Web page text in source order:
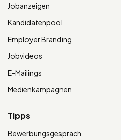
Jobanzeigen
Kandidatenpool
Employer Branding
Jobvideos
E-Mailings
Medienkampagnen
Tipps
Bewerbungsgespräch